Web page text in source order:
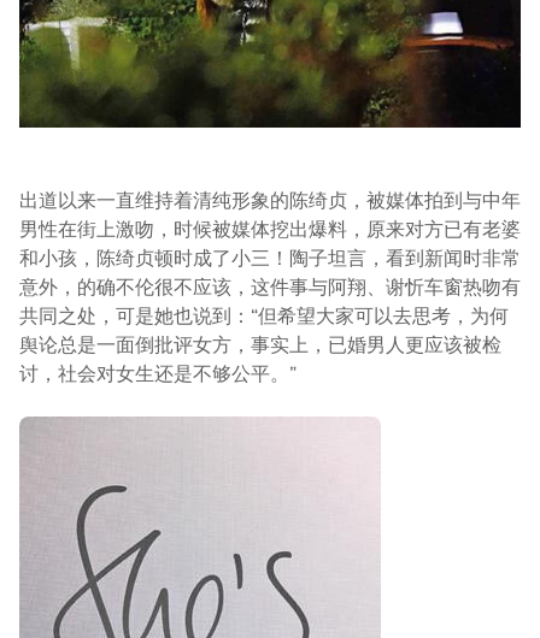
出道以来一直维持着清纯形象的陈绮贞，被媒体拍到与中年
男性在街上激吻，时候被媒体挖出爆料，原来对方已有老婆
和小孩，陈绮贞顿时成了小三！陶子坦言，看到新闻时非常
意外，的确不伦很不应该，这件事与阿翔、谢忻车窗热吻有
共同之处，可是她也说到：“但希望大家可以去思考，为何
舆论总是一面倒批评女方，事实上，已婚男人更应该被检
讨，社会对女生还是不够公平。”